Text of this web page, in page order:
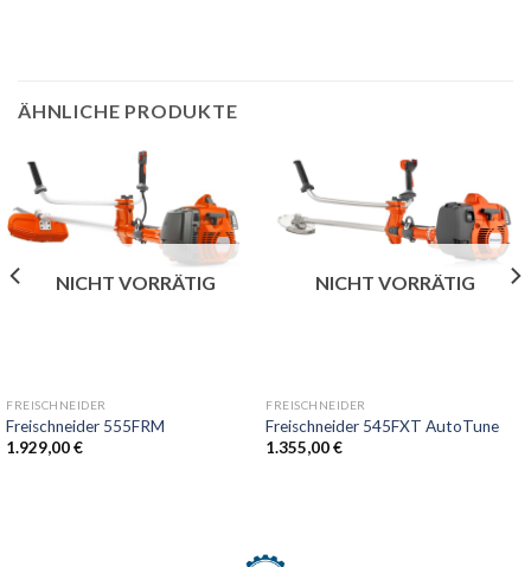
ÄHNLICHE PRODUKTE
NICHT VORRÄTIG
FREISCHNEIDER
Freischneider 555FRM
1.929,00€
NICHT VORRÄTIG
FREISCHNEIDER
Freischneider 545FXT AutoTune
1.355,00€